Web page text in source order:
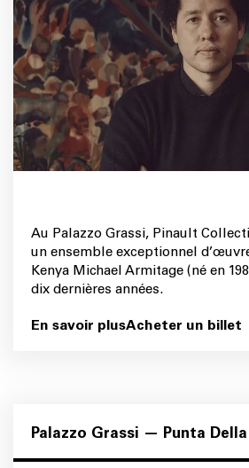
Au Palazzo Grassi, Pinault
un ensemble exceptionnel
Kenya Michael Armitage (né en
dix dernières années.
En savoir plusAcheter un billet
Palazzo Grassi — Punta